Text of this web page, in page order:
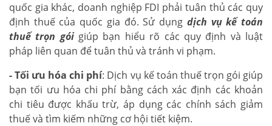
quốc gia khác, doanh nghiệp FDI phải tuân thủ các quy
định thuế của quốc gia đó. Sử dụng dịch vụ kế toán
thuế trọn gói giúp bạn hiểu rõ các quy định và luật
pháp liên quan để tuân thủ và tránh vi phạm.
- Tối ưu hóa chi phí: Dịch vụ kế toán thuế trọn gói giúp
bạn tối ưu hóa chi phí bằng cách xác định các khoản
chi tiêu được khấu trừ, áp dụng các chính sách giảm
thuế và tìm kiếm những cơ hội tiết kiệm.